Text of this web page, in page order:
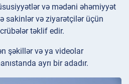
və mədəni əhəmiyyət
sakinlər və ziyarətçilər üçün
təklif edir.
şəkillər və ya videolar
ayrı bir adadır.